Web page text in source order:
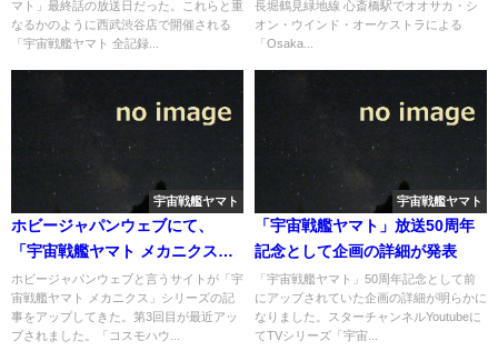
マト」最終話の放送日だった。これらと重
なるかのように西武渋谷店で開催される
「宇宙戦艦ヤマト 全記録...
トmini」で「宇宙戦艦ヤマト」
を演奏へ
長堀鶴見緑地線 心斎橋駅でオオサカ・シ
オン・ウインド・オーケストラによる
「Osaka...
宇宙戦艦ヤマト
ホビージャパンウェブにて、
「宇宙戦艦ヤマト メカニクス」
第3回目の記事がアップ
ホビージャパンウェブと言うサイトが「宇
宙戦艦ヤマト メカニクス」シリーズの記
事をアップしてきた。第3回目が最近アッ
プされました。「コスモハウ...
宇宙戦艦ヤマト
「宇宙戦艦ヤマト」放送50周年
記念として企画の詳細が発表
「宇宙戦艦ヤマト」50周年記念として前
にアップされていた企画の詳細が明らかに
なりました。スターチャンネルYoutubeに
てTVシリーズ「宇宙...